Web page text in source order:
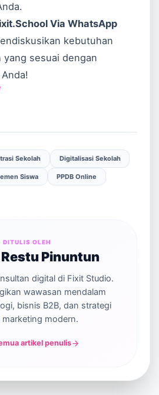
Via WhatsApp
kebutuhan
sesuai dengan
Sekolah Digitalisasi Sekolah
Siswa PPDB Online
DITULIS OLEH
Pinuntun
digital di Fixit Studio.
wawasan mendalam
bisnis B2B, dan strategi
marketing modern.
artikel penulis